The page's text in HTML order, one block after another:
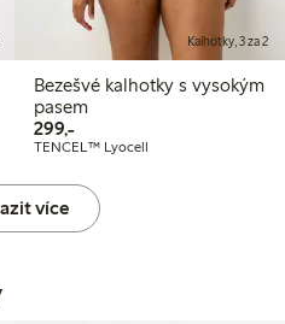
Kalhotky, 3 za 2
Bezešvé kalhotky s vysokým
pasem
299,-299,00 Kč
TENCEL™ Lyocell
více